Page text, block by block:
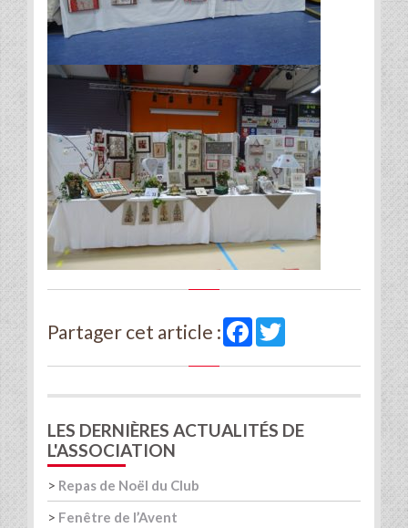
Partager cet article : Facebook
LES DERNIÈRES ACTUALITÉS DE
L'ASSOCIATION
> Repas de Noël du Club
> Fenêtre de l’Avent